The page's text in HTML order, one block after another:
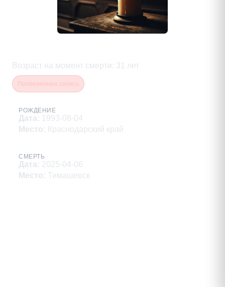
Возраст на момент смерти : 31 лет
РОЖДЕНИЕ
Дата: 1993-08-04
Место: Краснодарский край
СМЕРТЬ
Дата: 2025-04-06
Место: Тимашевск